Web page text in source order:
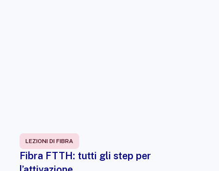
LEZIONI DI FIBRA
Fibra FTTH: tutti gli step per